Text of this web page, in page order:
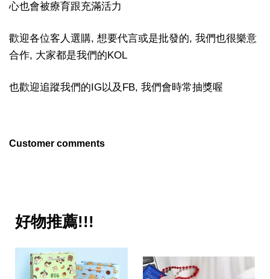
心也會被療育跟充滿活力
歡迎各位客人選購, 想要代言或是批發的, 我們也很樂意
合作, 大家都是我們的KOL
也歡迎追蹤我們的IG以及FB, 我們會時常抽獎喔
Customer comments
好物推薦!!!